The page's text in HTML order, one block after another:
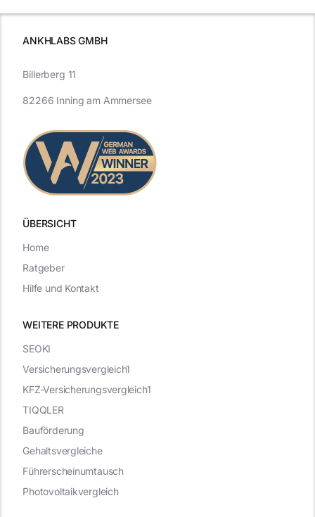
ANKHLABS GMBH
ÜBERSICHT
WEITERE PRODUKTE
Billerberg 11
82266 Inning am Ammersee
SEOKI
Versicherungsvergleich1
KFZ-Versicherungsvergleich1
TIQQLER
Bauförderung
Gehaltsvergleiche
Führerscheinumtausch
Photovoltaikvergleich
Home
Ratgeber
Hilfe und Kontakt